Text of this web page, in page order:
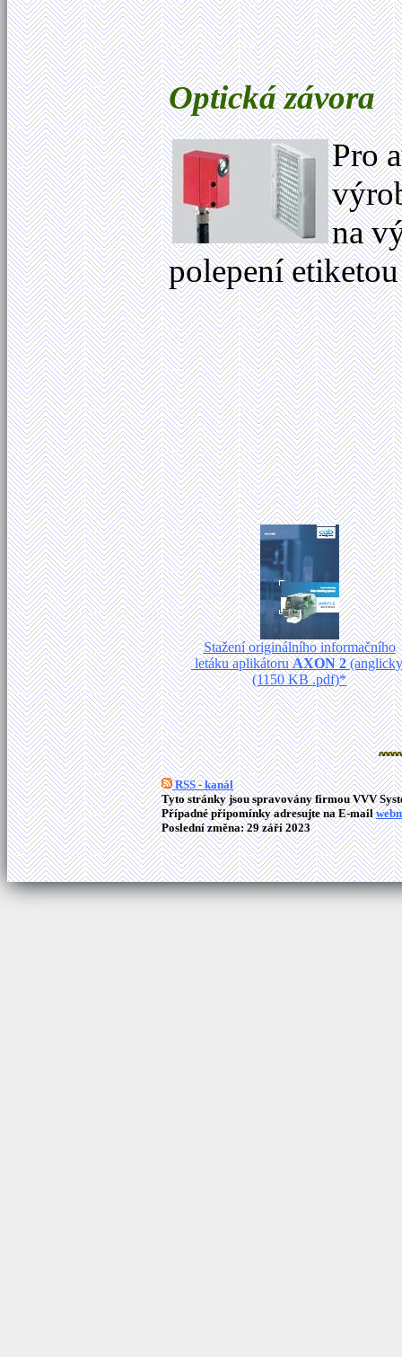
Optická závora
Pro
na
polepení
Stažení originálního informačního
letáku aplikátoruAXON 2
(1150 KB .pdf)*
RSS - kanál
Tyto stránky jsou spravovány firmou VVV
Případné připomínky adresujte na E-mail
Poslední změna: 29 září 2023